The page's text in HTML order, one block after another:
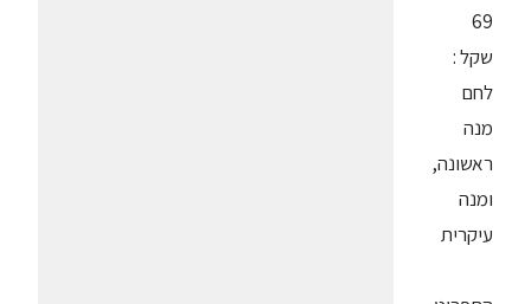
69
שקל :
לחם
מנה
ראשונה,
ומנה
עיקרית